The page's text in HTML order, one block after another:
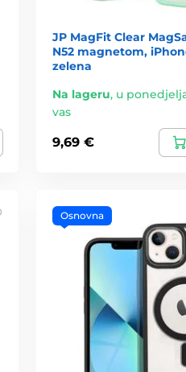
JP MagFit Clear
N52 magnetom,
zelena
Na lageru, u
vas
9,69 €
Osnovna